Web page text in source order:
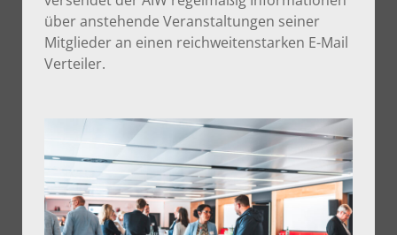
über anstehende Veranstaltungen seiner
Mitglieder an einen reichweitenstarken E-Mail
Verteiler.